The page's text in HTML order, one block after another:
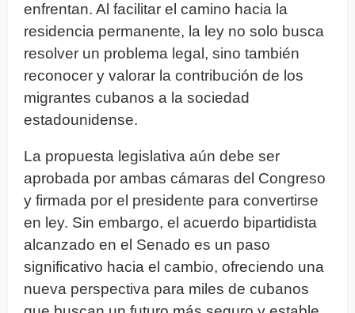
enfrentan. Al facilitar el camino hacia la
residencia permanente, la ley no solo busca
resolver un problema legal, sino también
reconocer y valorar la contribución de los
migrantes cubanos a la sociedad
estadounidense.
La propuesta legislativa aún debe ser
aprobada por ambas cámaras del Congreso
y firmada por el presidente para convertirse
en ley. Sin embargo, el acuerdo bipartidista
alcanzado en el Senado es un paso
significativo hacia el cambio, ofreciendo una
nueva perspectiva para miles de cubanos